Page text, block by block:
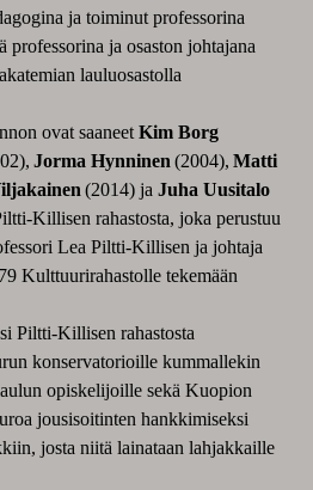
ja toiminut professorina
professorina ja osaston johtajana
lauluosastolla
ovat saaneet Kim Borg
Jorma Hynninen (2004), Matti
(2014) ja Juha Uusitalo
Killisen rahastosta, joka perustuu
Lea Piltti-Killisen ja johtaja
Kulttuurirahastolle tekemään
Piltti-Killisen rahastosta
konservatorioille kummallekin
opiskelijoille sekä Kuopion
jousisoitinten hankkimiseksi
josta niitä lainataan lahjakkaille